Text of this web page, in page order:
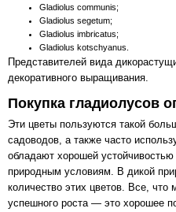
Gladiolus communis;
Gladiolus segetum;
Gladiolus imbricatus;
Gladiolus kotschyanus.
Представителей вида
декоративного выращивания.
Покупка гладиолусов
Эти цветы пользуются такой
садоводов, а также часто
обладают хорошей
природным условиям. В дикой
количество этих цветов. Все,
успешного роста — это хорошее